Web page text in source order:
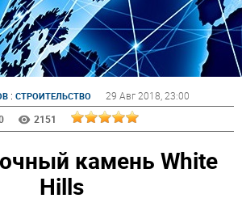
: СТРОИТЕЛЬСТВО 29 Авг 2018 , 23:00
2151
камень White
Hills